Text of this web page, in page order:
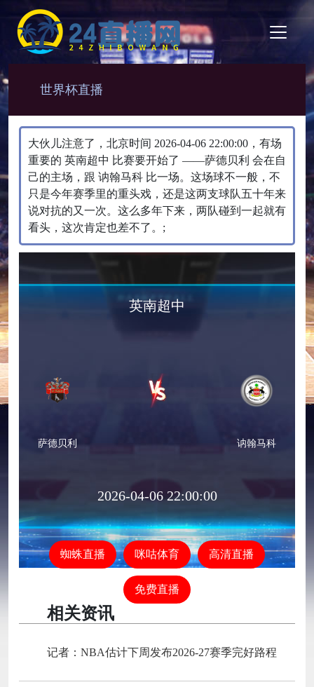
世界杯直播
大伙儿注意了，北京时间 2026-04-06 22:00:00，有场
重要的 英南超中 比赛要开始了 ——萨德贝利 会在自
己的主场，跟 讷翰马科 比一场。​这场球不一般，不
只是今年赛季里的重头戏，还是这两支球队五十年来
说对抗的又一次。这么多年下来，两队碰到一起就有
看头，这次肯定也差不了。;
英南超中
萨德贝利 讷翰马科
2026-04-06 22:00:00
蜘蛛直播 咪咕体育 高清直播
免费直播
相关资讯
记者：NBA估计下周发布2026-27赛季完好路程